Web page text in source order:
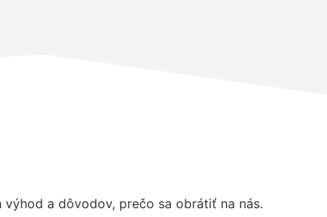
a dôvodov, prečo sa obrátiť na nás.